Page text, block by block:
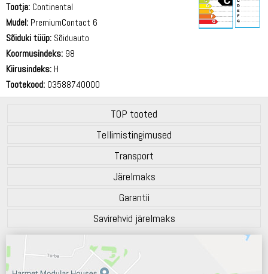
Tootja: Continental
Mudel: PremiumContact 6
Sõiduki tüüp: Sõiduauto
Koormusindeks: 98
Kiirusindeks: H
Tootekood: 03588740000
TOP tooted
Tellimistingimused
Transport
Järelmaks
Garantii
Savirehvid järelmaks